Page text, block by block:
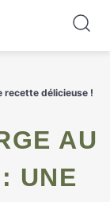
recette délicieuse !
UNE